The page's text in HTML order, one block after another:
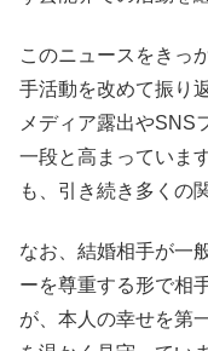
このニュースをきっ
手活動を改めて振り
メディア露出やSNS
一段と高まっていま
も、引き続き多くの
なお、結婚相手が一
ーを尊重する形で相
が、本人の幸せを第